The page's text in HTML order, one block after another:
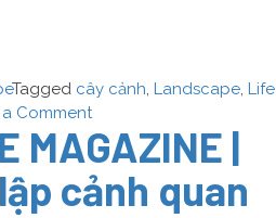
Tagged cây cảnh, Landscape, Life
Commenton
LANDSCAPE
MAGAZINE
|
No8
MAGAZINE |
cảnh quan